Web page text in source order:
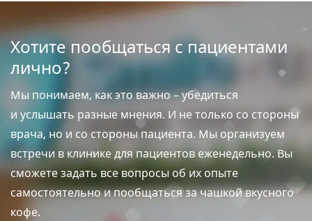
Хотите пообщаться с пациентами
лично?
Мы понимаем, как это важно – убедиться
и услышать разные мнения. И не только со стороны
врача, но и со стороны пациента. Мы организуем
встречи в клинике для пациентов еженедельно. Вы
сможете задать все вопросы об их опыте
самостоятельно и пообщаться за чашкой вкусного
кофе.